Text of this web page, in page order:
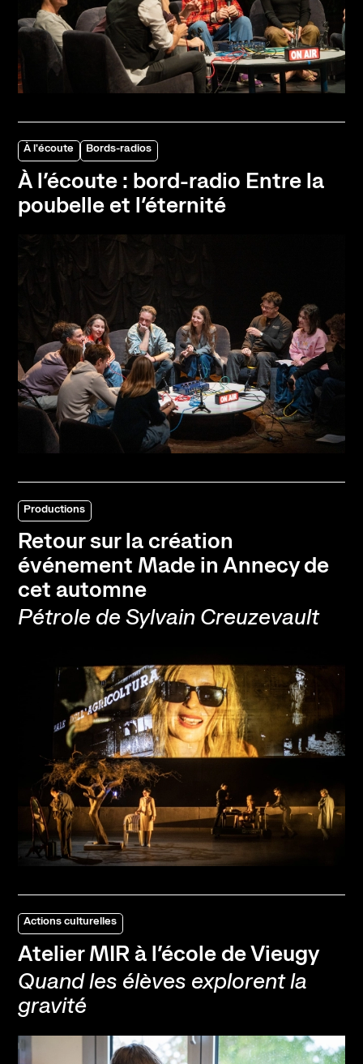
À l'écoute Bords-radios
À l’écoute : bord-radio Entre la
poubelle et l’éternité
Productions
Retour sur la création
événement Made in Annecy de
cet automne
Pétrole de Sylvain Creuzevault
Actions culturelles
Atelier MIR à l’école de Vieugy
Quand les élèves explorent la
gravité